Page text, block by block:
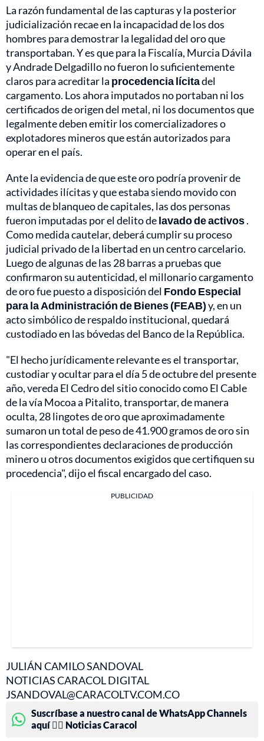
La razón fundamental de las capturas y la posterior
judicialización recae en la incapacidad de los dos
hombres para demostrar la legalidad del oro que
transportaban. Y es que para la Fiscalía, Murcia Dávila
y Andrade Delgadillo no fueron lo suficientemente
claros para acreditar la procedencia lícitadel
cargamento. Los ahora imputados no portaban ni los
certificados de origen del metal, ni los documentos que
legalmente deben emitir los comercializadores o
explotadores mineros que están autorizados para
operar en el país.
Ante la evidencia de que este oro podría provenir de
actividades ilícitas y que estaba siendo movido con
multas de blanqueo de capitales, las dos personas
fueron imputadas por el delito delavado de activos.
Como medida cautelar, deberá cumplir su proceso
judicial privado de la libertad en un centro carcelario.
Luego de algunas de las 28 barras a pruebas que
confirmaron su autenticidad, el millonario cargamento
de oro fue puesto a disposición del Fondo Especial
para la Administración de Bienes (FEAB)y, en un
acto simbólico de respaldo institucional, quedará
custodiado en las bóvedas del Banco de la República.
"El hecho jurídicamente relevante es el transportar,
custodiar y ocultar para el día 5 de octubre del presente
año, vereda El Cedro del sitio conocido como El Cable
de la vía Mocoa a Pitalito, transportar, de manera
oculta, 28 lingotes de oro que aproximadamente
sumaron un total de peso de 41.900 gramos de oro sin
las correspondientes declaraciones de producción
minero u otros documentos exigidos que certifiquen su
procedencia", dijo el fiscal encargado del caso.
PUBLICIDAD
JULIÁN CAMILO SANDOVAL
NOTICIAS CARACOL DIGITAL
JSANDOVAL@CARACOLTV.COM.CO
Suscríbase a nuestro canal de WhatsApp Channels
aquí 👉🏻 Noticias Caracol